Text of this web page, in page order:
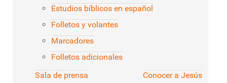
Estudios bíblicos en español
Folletos y volantes
Marcadores
Folletos adicionales
Sala de prensa
Conocer a Jesús